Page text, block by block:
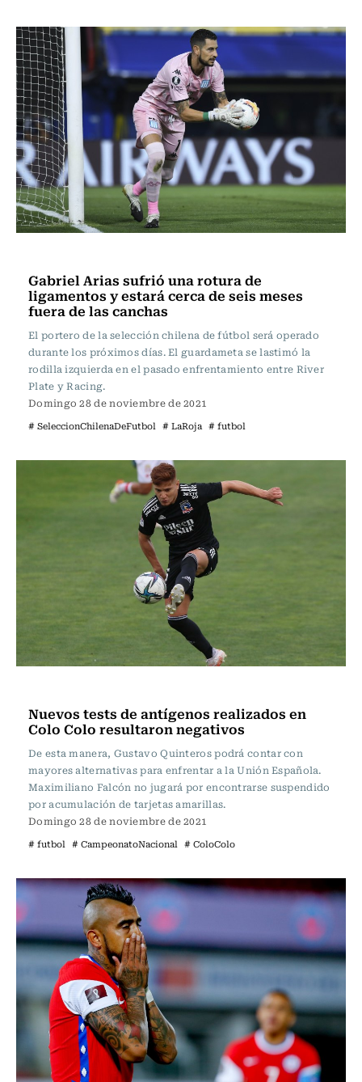
Gabriel Arias sufrió una rotura de
ligamentos y estará cerca de seis meses
fuera de las canchas
El portero de la selección chilena de fútbol será operado
durante los próximos días. El guardameta se lastimó la
rodilla izquierda en el pasado enfrentamiento entre River
Plate y Racing.
Domingo 28 de noviembre de 2021
# SeleccionChilenaDeFutbol # LaRoja # futbol
Nuevos tests de antígenos realizados en
Colo Colo resultaron negativos
De esta manera, Gustavo Quinteros podrá contar con
mayores alternativas para enfrentar a la Unión Española.
Maximiliano Falcón no jugará por encontrarse suspendido
por acumulación de tarjetas amarillas.
Domingo 28 de noviembre de 2021
# futbol # CampeonatoNacional # ColoColo